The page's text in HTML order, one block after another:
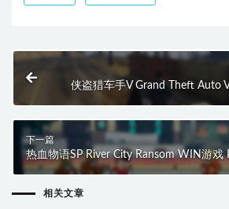
侠盗猎车手V Grand Theft Auto
游戏 适
下一篇
热血物语SP River City Ransom WIN游戏
适配系统WINDOWS
相关文章